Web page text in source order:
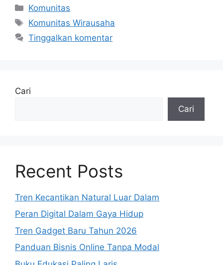
Kategori
Komunitas
Tag
Komunitas Wirausaha
Tinggalkan komentar
Cari
Cari
Recent Posts
Tren Kecantikan Natural Luar Dalam
Peran Digital Dalam Gaya Hidup
Tren Gadget Baru Tahun 2026
Panduan Bisnis Online Tanpa Modal